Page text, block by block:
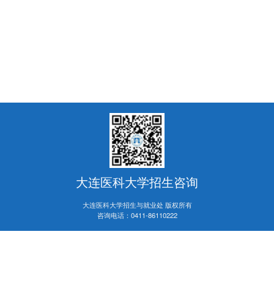
大连医科大学招生咨询
大连医科大学招生与就业处 版权所有
咨询电话： 0411-86110222